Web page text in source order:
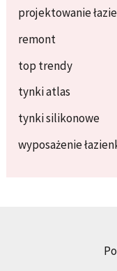
projektowanie
remont
top trendy
tynki atlas
tynki silikonowe
wyposażenie